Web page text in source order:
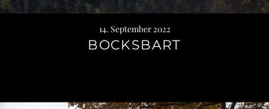
14. September 2022
BOCKSBART